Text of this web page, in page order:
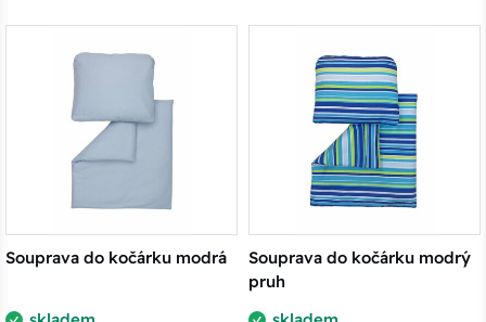
Souprava do kočárku modrá
Souprava do kočárku modrý
pruh